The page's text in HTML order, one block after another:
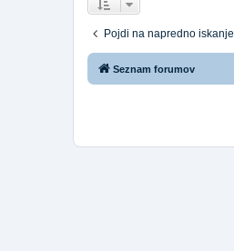
Pojdi na napredno iskanje
Seznam forumov